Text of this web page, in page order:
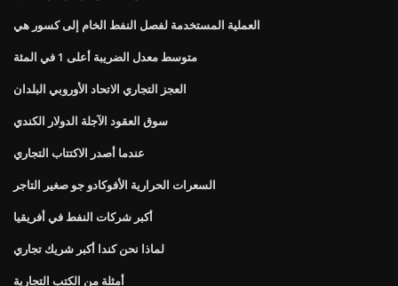
العملية المستخدمة لفصل النفط الخام إلى كسور هي
متوسط ​​معدل الضريبة أعلى 1 في المئة
العجز التجاري الاتحاد الأوروبي البلدان
سوق العقود الآجلة الدولار الكندي
عندما أصدر الاكتتاب التجاري
السعرات الحرارية الأفوكادو جو صغير التاجر
أكبر شركات النفط في أفريقيا
لماذا نحن كندا أكبر شريك تجاري
أمثلة من الكتب التجارية